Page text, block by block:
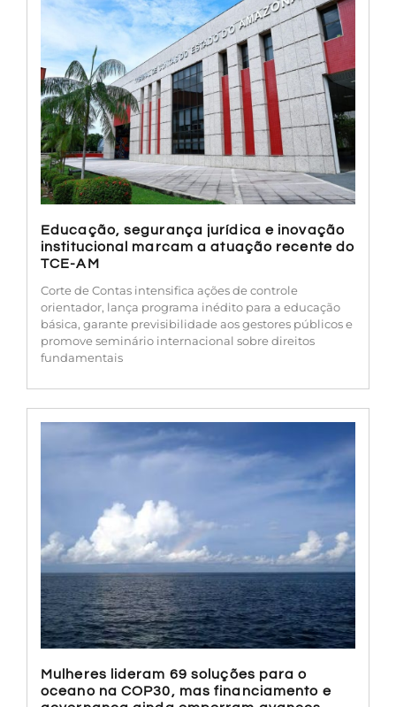
Educação, segurança jurídica e inovação
institucional marcam a atuação recente do
TCE-AM
Corte de Contas intensifica ações de controle
orientador, lança programa inédito para a educação
básica, garante previsibilidade aos gestores públicos e
promove seminário internacional sobre direitos
fundamentais
Mulheres lideram 69 soluções para o
oceano na COP30, mas financiamento e